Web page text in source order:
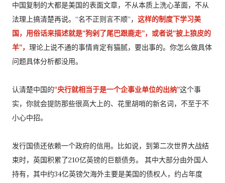
中国复制的大都是美国的表面文章，不从本质上洗心革面，不从
法理上搞清楚再说。“名不正则言不顺”， 这样的制度下学习美
国，用俗话来描述就是“狗剁了尾巴跟鹿走”，或者说“披上狼皮的
羊”， 理论上说不通的事情肯定有猫腻，要出事的。你怎么做具体
问题具体分析都没用。
认清楚中国的“央行就相当于是一个企事业单位的出纳”这个事
实，你就会提防那些很高大上的、花里胡哨的新名词，不至于不
小心中招。
发行国债还依赖一个政府的信用。比如说，到第二次世界大战结
束时，英国积累了210亿英镑的巨额债务。 其中大部分由外国人
持有，其中约34亿英镑欠海外主要是美国的债权人，约占年度